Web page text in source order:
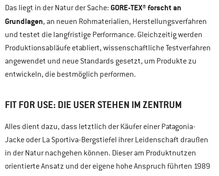
Das liegt in der Natur der Sache: GORE-TEX® forscht an
Grundlagen, an neuen Rohmaterialien, Herstellungsverfahren
und testet die langfristige Performance. Gleichzeitig werden
Produktionsabläufe etabliert, wissenschaftliche Testverfahren
angewendet und neue Standards gesetzt, um Produkte zu
entwickeln, die bestmöglich performen.
FIT FOR USE: DIE USER STEHEN IM ZENTRUM
Alles dient dazu, dass letztlich der Käufer einer Patagonia-
Jacke oder La Sportiva-Bergstiefel ihrer Leidenschaft draußen
in der Natur nachgehen können. Dieser am Produktnutzen
orientierte Ansatz und der eigene hohe Anspruch führten 1989